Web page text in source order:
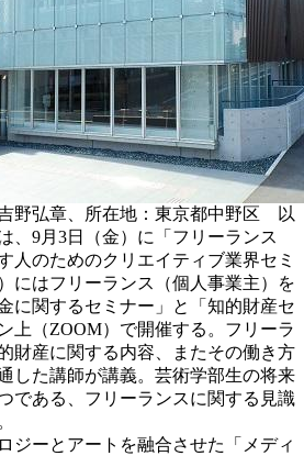
野弘章、所在地：東京都中野区 以
、9月3日（金）に「フリーランス
人のためのクリエイティブ業界セミ
にはフリーランス（個人事業主）を
に関するセミナー」と「知的財産セ
上（ZOOM）で開催する。フリーラ
財産に関する内容、またその働き方
した講師が講義。芸術学部生の将来
である、フリーランスに関する見識
ジーとアートを融合させた「メディ